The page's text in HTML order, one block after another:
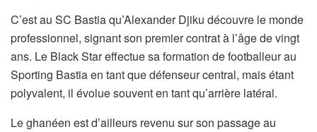
C’est au SC Bastia qu’Alexander Djiku découvre le monde
professionnel, signant son premier contrat à l’âge de vingt
ans. Le Black Star effectue sa formation de footballeur au
Sporting Bastia en tant que défenseur central, mais étant
polyvalent, il évolue souvent en tant qu’arrière latéral.
Le ghanéen est d’ailleurs revenu sur son passage au